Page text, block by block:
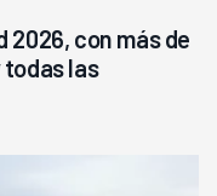
2026, con más de
todas las